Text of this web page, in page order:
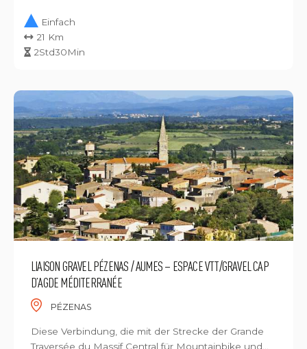
Einfach
21 Km
2Std30Min
LIAISON GRAVEL PÉZENAS / AUMES – ESPACE VTT/GRAVEL CAP
D’AGDE MÉDITERRANÉE
PÉZENAS
Diese Verbindung, die mit der Strecke der Grande
Traversée du Massif Central für Mountainbike und...